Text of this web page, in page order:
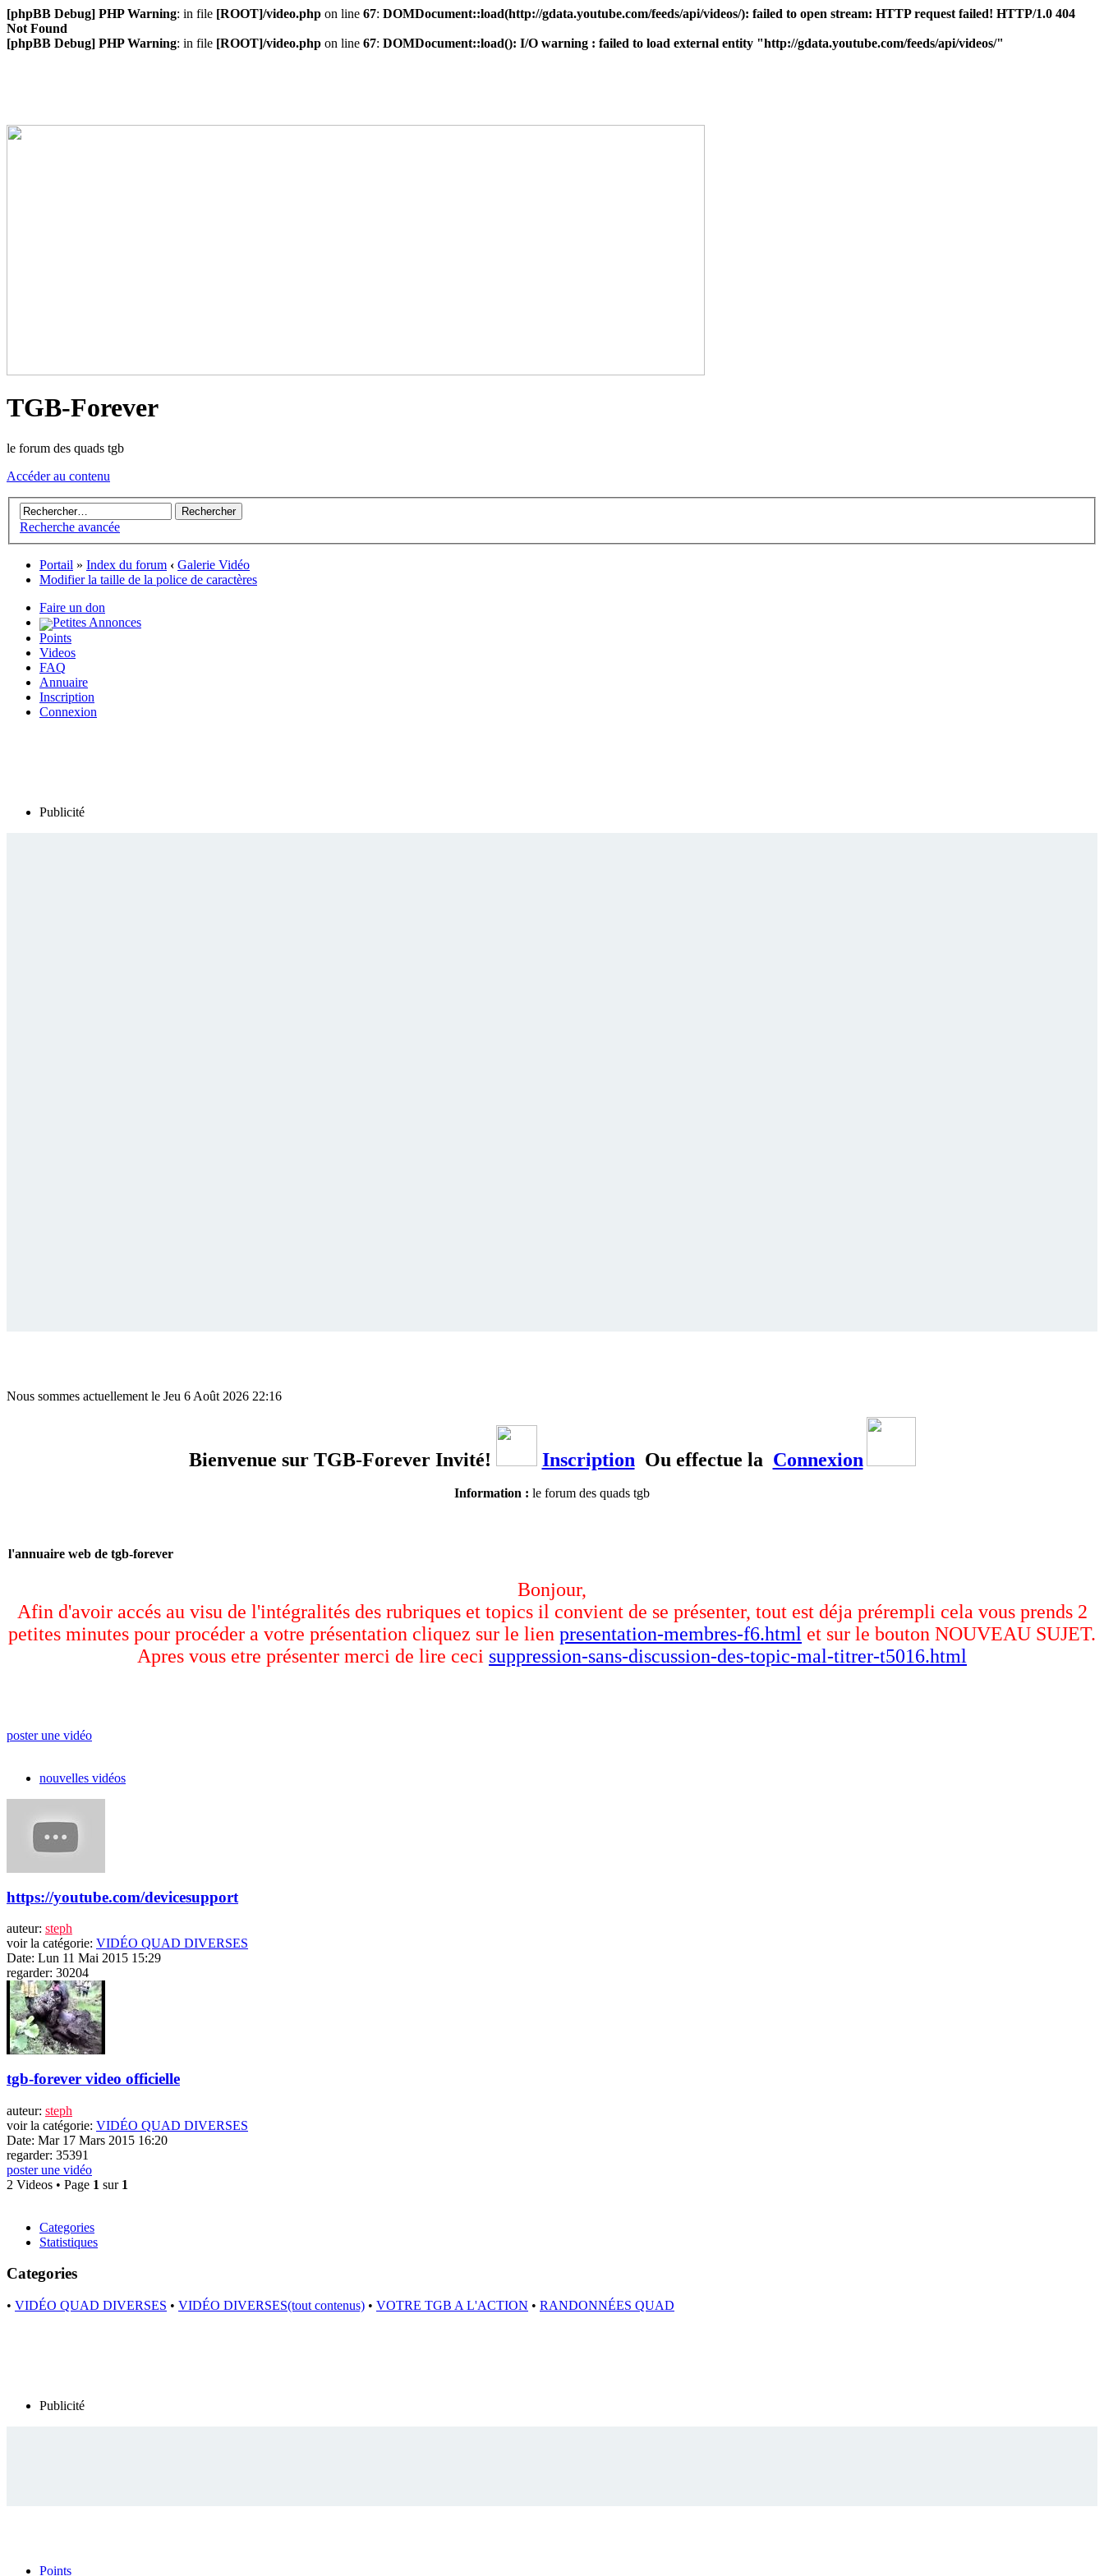
[phpBB Debug] PHP Warning: in file [ROOT]/video.php on line 67: DOMDocument::load(http://gdata.youtube.com/feeds/api/videos/): failed to open stream: HTTP request failed! HTTP/1.0 404
Not Found
[phpBB Debug] PHP Warning: in file [ROOT]/video.php on line 67: DOMDocument::load(): I/O warning : failed to load external entity "http://gdata.youtube.com/feeds/api/videos/"
TGB-Forever
le forum des quads tgb
Accéder au contenu
Recherche avancée
Portail » Index du forum ‹ Galerie Vidéo
Modifier la taille de la police de caractères
Faire un don
Petites Annonces
Points
Videos
FAQ
Annuaire
Inscription
Connexion
Publicité
Nous sommes actuellement le Jeu 6 Août 2026 22:16
Bienvenue sur TGB-Forever Invité! Inscription Ou effectue la Connexion
Information : le forum des quads tgb
l'annuaire web de tgb-forever
Bonjour,
Afin d'avoir accés au visu de l'intégralités des rubriques et topics il convient de se présenter, tout est déja prérempli cela vous prends 2
petites minutes pour procéder a votre présentation cliquez sur le lien presentation-membres-f6.html et sur le bouton NOUVEAU SUJET.
Apres vous etre présenter merci de lire ceci suppression-sans-discussion-des-topic-mal-titrer-t5016.html
poster une vidéo
nouvelles vidéos
https://youtube.com/devicesupport
auteur: steph
voir la catégorie: VIDÉO QUAD DIVERSES
Date: Lun 11 Mai 2015 15:29
regarder: 30204
tgb-forever video officielle
auteur: steph
voir la catégorie: VIDÉO QUAD DIVERSES
Date: Mar 17 Mars 2015 16:20
regarder: 35391
poster une vidéo
2 Videos • Page 1 sur 1
Categories
Statistiques
Categories
• VIDÉO QUAD DIVERSES • VIDÉO DIVERSES(tout contenus) • VOTRE TGB A L'ACTION • RANDONNÉES QUAD
Publicité
Points